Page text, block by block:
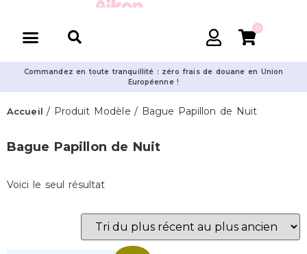
0
Commandez en toute tranquillité : zéro frais de douane en Union
Européenne !
Accueil / Produit Modèle / Bague Papillon de Nuit
Bague Papillon de Nuit
Voici le seul résultat